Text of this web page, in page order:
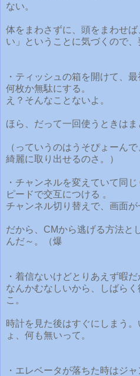
ない。
体をまわさずに、頭をまわせ
い」ということに気づくので、
・ティッシュの箱を開けて、
何枚か無駄にする。
え？そんなことないよ。
ほら、だって一回使うときは
（っていうのはうそぴょーん
綺麗に取り出せるのさ。）
・チャンネルを変えていて同
ピードで交互につける 。
チャンネル切り替えで、画面
だから、CMから逃げる方法と
んだ～。（爆
・着信ないけどとりあえず暇
なんかむなしいから、しばら
こ。
時計を見た後はすぐにしまう
ょ、何も無いって。
・エレベータが落ちた時はジ